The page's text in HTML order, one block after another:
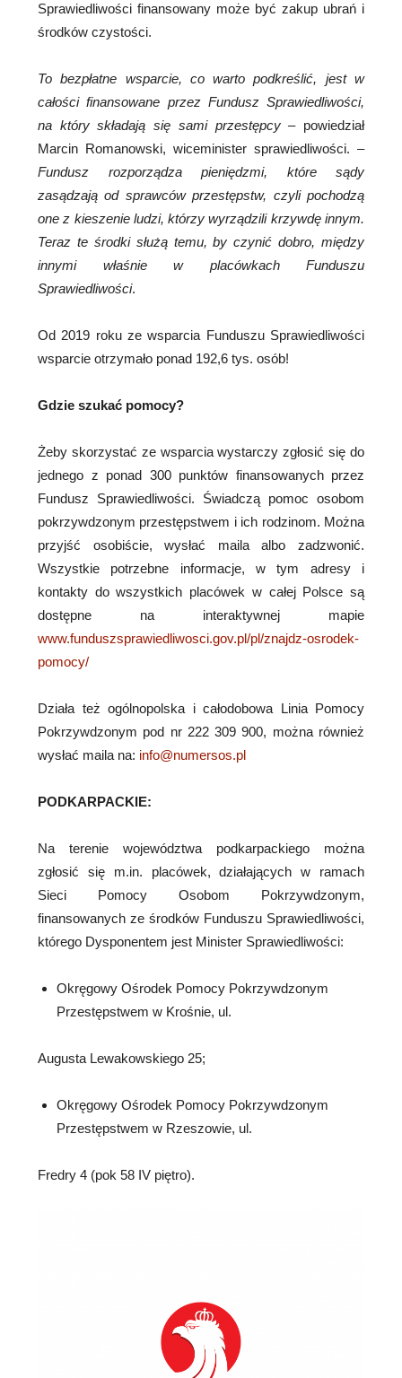
Sprawiedliwości finansowany może być zakup ubrań i
środków czystości.
To bezpłatne wsparcie, co warto podkreślić, jest w
całości finansowane przez Fundusz Sprawiedliwości,
na który składają się sami przestępcy – powiedział
Marcin Romanowski, wiceminister sprawiedliwości. –
Fundusz rozporządza pieniędzmi, które sądy
zasądzają od sprawców przestępstw, czyli pochodzą
one z kieszenie ludzi, którzy wyrządzili krzywdę innym.
Teraz te środki służą temu, by czynić dobro, między
innymi właśnie w placówkach Funduszu
Sprawiedliwości.
Od 2019 roku ze wsparcia Funduszu Sprawiedliwości
wsparcie otrzymało ponad 192,6 tys. osób!
Gdzie szukać pomocy?
Żeby skorzystać ze wsparcia wystarczy zgłosić się do
jednego z ponad 300 punktów finansowanych przez
Fundusz Sprawiedliwości. Świadczą pomoc osobom
pokrzywdzonym przestępstwem i ich rodzinom. Można
przyjść osobiście, wysłać maila albo zadzwonić.
Wszystkie potrzebne informacje, w tym adresy i
kontakty do wszystkich placówek w całej Polsce są
dostępne na interaktywnej mapie
www.funduszsprawiedliwosci.gov.pl/pl/znajdz-osrodek-
pomocy/
Działa też ogólnopolska i całodobowa Linia Pomocy
Pokrzywdzonym pod nr 222 309 900, można również
wysłać maila na: info@numersos.pl
PODKARPACKIE:
Na terenie województwa podkarpackiego można
zgłosić się m.in. placówek, działających w ramach
Sieci Pomocy Osobom Pokrzywdzonym,
finansowanych ze środków Funduszu Sprawiedliwości,
którego Dysponentem jest Minister Sprawiedliwości:
Okręgowy Ośrodek Pomocy Pokrzywdzonym
Przestępstwem w Krośnie, ul.
Augusta Lewakowskiego 25;
Okręgowy Ośrodek Pomocy Pokrzywdzonym
Przestępstwem w Rzeszowie, ul.
Fredry 4 (pok 58 IV piętro).